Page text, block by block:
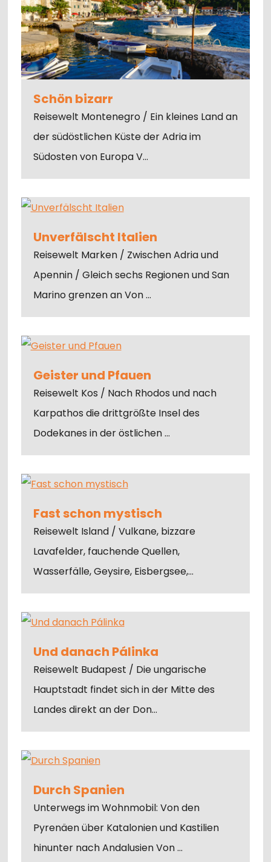
Schön bizarr
Reisewelt Montenegro / Ein kleines Land an
der südöstlichen Küste der Adria im
Südosten von Europa V…
Unverfälscht Italien
Reisewelt Marken / Zwischen Adria und
Apennin / Gleich sechs Regionen und San
Marino grenzen an Von …
Geister und Pfauen
Reisewelt Kos / Nach Rhodos und nach
Karpathos die drittgrößte Insel des
Dodekanes in der östlichen …
Fast schon mystisch
Reisewelt Island / Vulkane, bizzare
Lavafelder, fauchende Quellen,
Wasserfälle, Geysire, Eisbergsee,…
Und danach Pálinka
Reisewelt Budapest / Die ungarische
Hauptstadt findet sich in der Mitte des
Landes direkt an der Don…
Durch Spanien
Unterwegs im Wohnmobil: Von den
Pyrenäen über Katalonien und Kastilien
hinunter nach Andalusien Von …